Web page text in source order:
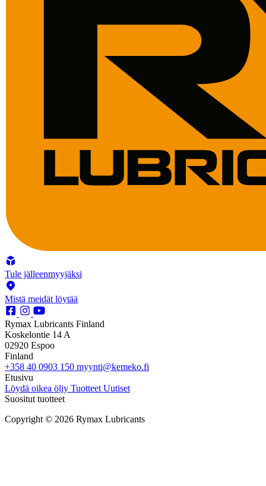
Tule jälleenmyyjäksi
Mistä meidät löytää
Rymax Lubricants Finland
Koskelontie 14 A
02920 Espoo
Finland
+358 40 0903 150 myynti@kemeko.fi
Etusivu
Löydä oikea öljy Tuotteet Uutiset
Suositut tuotteet
Copyright © 2026 Rymax Lubricants